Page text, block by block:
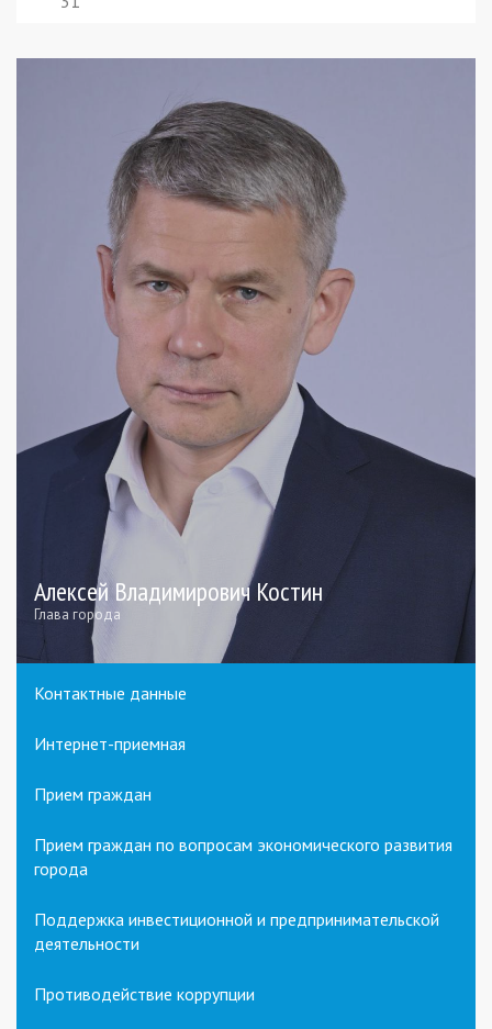
Алексей Владимирович Костин
Глава города
Контактные данные
Интернет-приемная
Прием граждан
Прием граждан по вопросам экономического развития
города
Поддержка инвестиционной и предпринимательской
деятельности
Противодействие коррупции